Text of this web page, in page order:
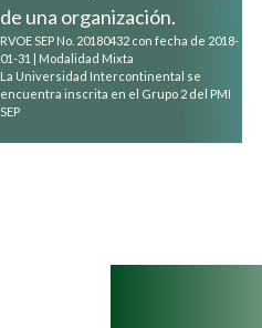
de una organización.
RVOE SEP No. 20180432 con fecha de 2018-
01-31 | Modalidad Mixta
La Universidad Intercontinental se
encuentra inscrita en el Grupo 2 del PMI
SEP